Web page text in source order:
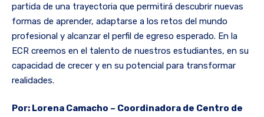
partida de una trayectoria que permitirá descubrir nuevas
formas de aprender, adaptarse a los retos del mundo
profesional y alcanzar el perfil de egreso esperado. En la
ECR creemos en el talento de nuestros estudiantes, en su
capacidad de crecer y en su potencial para transformar
realidades.
Por: Lorena Camacho – Coordinadora de Centro de